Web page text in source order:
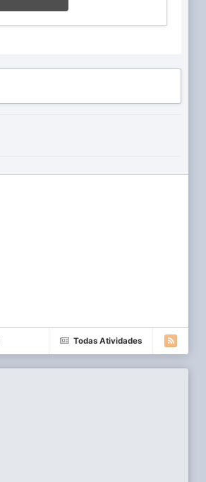
Todas Atividades